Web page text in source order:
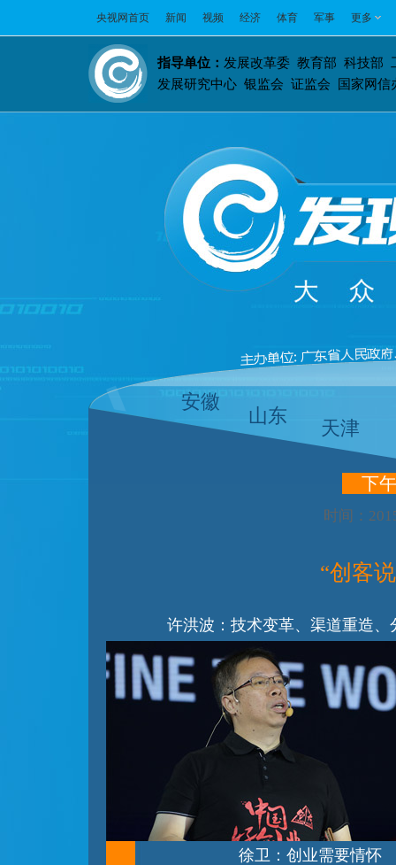
央视网首页 新闻 视频 经济 体育 军事 更多
指导单位： 发展改革委 教育部 科技部
发展研究中心 银监会 证监会 国家网信
安徽
山东
天津
下午
时间：
“创客
许洪波：技术变革、渠道重造、
徐卫：创业需要情怀